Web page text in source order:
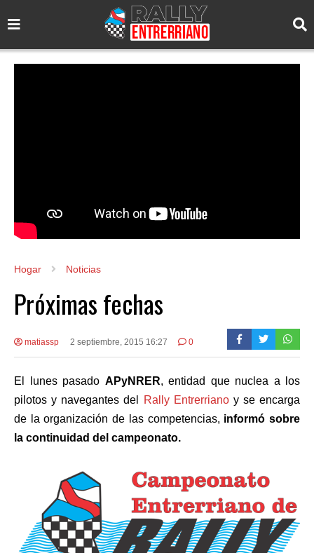
Hogar Noticias
Próximas fechas
matiassp 2 septiembre, 2015 16:27 0
El lunes pasado APyNRER, entidad que nuclea a los
pilotos y navegantes del
Rally Entrerrianoy se encarga
de la organización de las competencias, informó sobre
la continuidad del campeonato.